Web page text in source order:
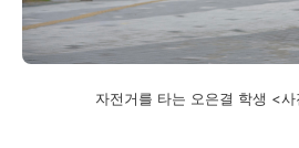
자전거를 타는 오은결 학생 <